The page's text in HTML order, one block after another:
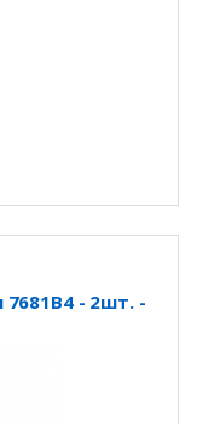
7681B4 - 2шт. -